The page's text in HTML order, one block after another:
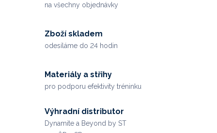
na všechny objednávky
Zboží skladem
odesíláme do 24 hodin
Materiály a střihy
pro podporu efektivity tréninku
Výhradní distributor
Dynamite a Beyond by ST